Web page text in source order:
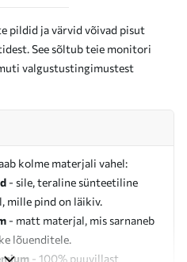
pildid ja värvid võivad pisut
See sõltub teie monitori
valgustustingimustest
kolme materjali vahel:
- sile, teraline sünteetiline
mille pind on läikiv.
- matt materjal, mis sarnaneb
lõuenditele.
- 100% puuvillast